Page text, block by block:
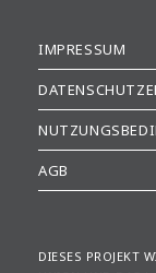
IMPRESSUM
AGB
DIESES PROJEKT